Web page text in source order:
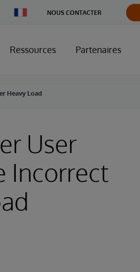
Country
NOUS CONTACTER
Ressources Partenaires
Heavy Load
User
Incorrect